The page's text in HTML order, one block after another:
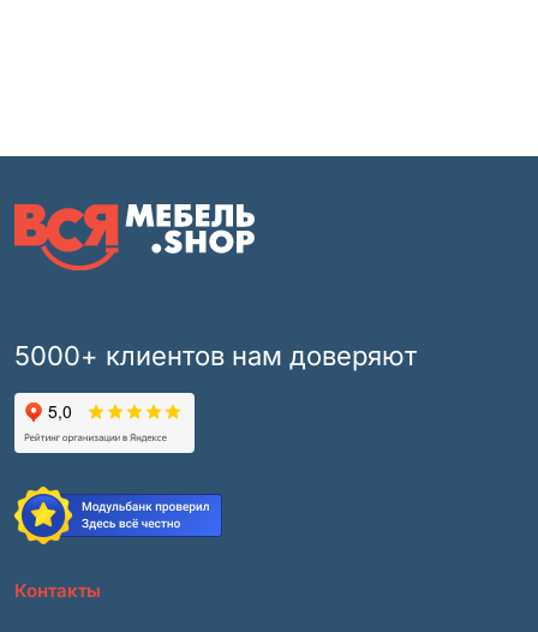
5000+ клиентов нам доверяют
Контакты